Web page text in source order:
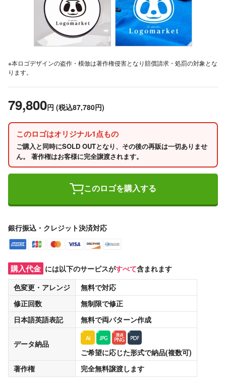
※本ロゴデザインの盗作・模倣は著作権侵害となり賠償請求・処罰の対象とな
ります。
79,800円 (税込87,780円)
このロゴはオリジナル1点もの
ご購入と同時にSOLD OUTとなり、その後の再販は一切ありませ
ん。 著作権はお客様に完全譲渡されます。
このロゴを購入する
銀行振込・クレジット決済対応
購入代金 には以下のサービスがすべて含まれます
色変更・アレンジ
無料で対応
修正回数
無制限で修正
日本語英語表記
無料で両パターン作成
データ納品
ご希望に応じた形式で納品(複数可)
著作権
完全無料譲渡します